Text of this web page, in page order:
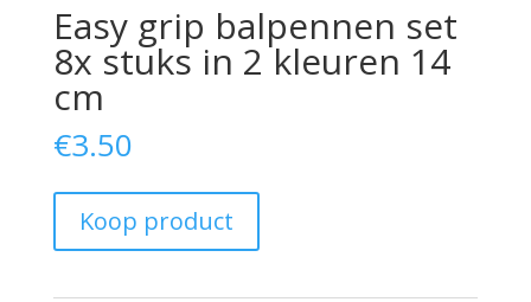
Easy grip balpennen set
8x stuks in 2 kleuren 14
cm
€3.50
Koop product